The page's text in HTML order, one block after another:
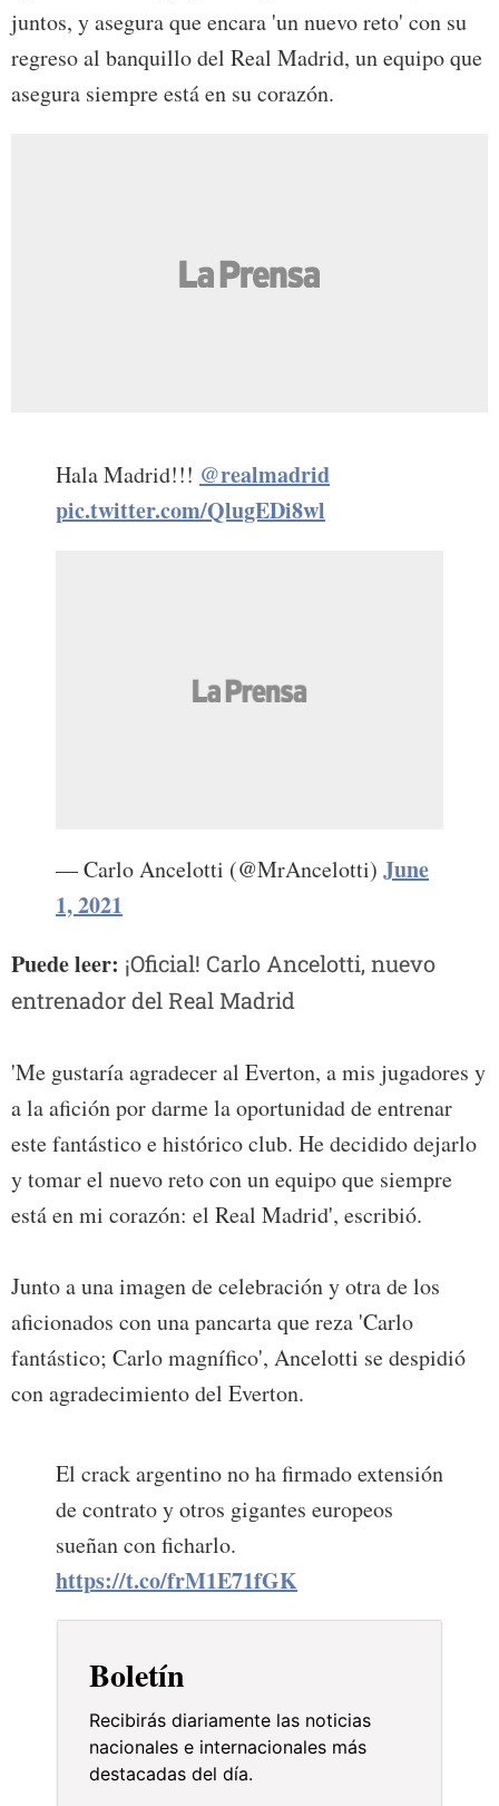
juntos, y asegura que encara 'un nuevo reto' con su
regreso al banquillo del Real Madrid, un equipo que
asegura siempre está en su corazón.
Hala Madrid!!! @realmadrid
pic.twitter.com/QlugEDi8wl
— Carlo Ancelotti (@MrAncelotti) June
1, 2021
Puede leer: ¡Oficial! Carlo Ancelotti, nuevo
entrenador del Real Madrid
'Me gustaría agradecer al Everton, a mis jugadores y
a la afición por darme la oportunidad de entrenar
este fantástico e histórico club. He decidido dejarlo
y tomar el nuevo reto con un equipo que siempre
está en mi corazón: el Real Madrid', escribió.
Junto a una imagen de celebración y otra de los
aficionados con una pancarta que reza 'Carlo
fantástico; Carlo magnífico', Ancelotti se despidió
con agradecimiento del Everton.
El crack argentino no ha firmado extensión
de contrato y otros gigantes europeos
sueñan con ficharlo.
https://t.co/frM1E71fGK
Boletín
Recibirás diariamente las noticias
nacionales e internacionales más
destacadas del día.